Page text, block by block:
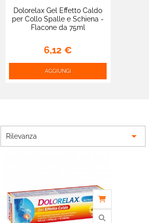
Dolorelax Gel Effetto Caldo
per Collo Spalle e Schiena -
Flacone da 75ml
6,12 €
AGGIUNGI
Rilevanza 